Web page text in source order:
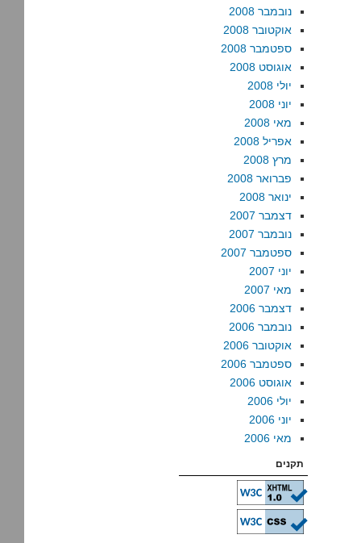
נובמבר 2008
אוקטובר 2008
ספטמבר 2008
אוגוסט 2008
יולי 2008
יוני 2008
מאי 2008
אפריל 2008
מרץ 2008
פברואר 2008
ינואר 2008
דצמבר 2007
נובמבר 2007
ספטמבר 2007
יוני 2007
מאי 2007
דצמבר 2006
נובמבר 2006
אוקטובר 2006
ספטמבר 2006
אוגוסט 2006
יולי 2006
יוני 2006
מאי 2006
תקנים